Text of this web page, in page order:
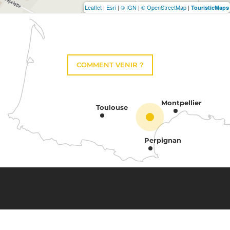
Leaflet | Esri | © IGN | © OpenStreetMap | TouristicMaps
COMMENT VENIR ?
Toulouse
Montpellier
Perpignan